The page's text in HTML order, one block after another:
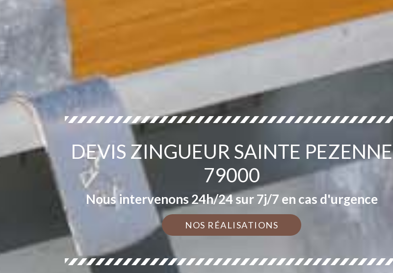
DEVIS ZINGUEUR SAINTE PEZENNE
79000
Nous intervenons 24h/24 sur 7j/7 en cas d'urgence
NOS RÉALISATIONS